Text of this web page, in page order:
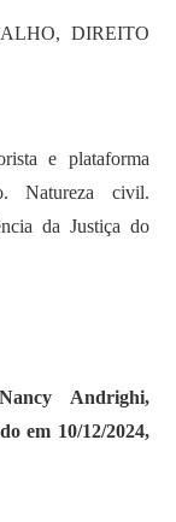
DIREITO
e plataforma
Natureza civil.
da Justiça do
Andrighi,
em 10/12/2024,